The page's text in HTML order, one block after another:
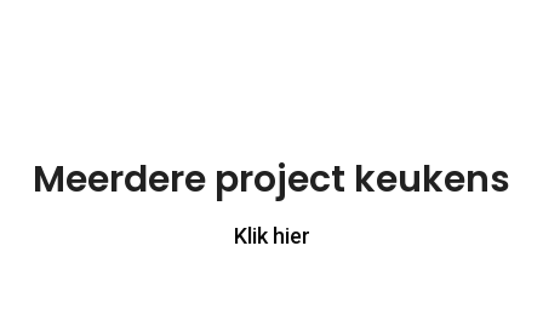
Meerdere project keukens
Klik hier